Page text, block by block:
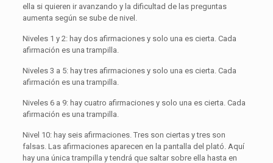
ella si quieren ir avanzando y la dificultad de las preguntas
aumenta según se sube de nivel.
Niveles 1 y 2: hay dos afirmaciones y solo una es cierta. Cada
afirmación es una trampilla.
Niveles 3 a 5: hay tres afirmaciones y solo una es cierta. Cada
afirmación es una trampilla.
Niveles 6 a 9: hay cuatro afirmaciones y solo una es cierta. Cada
afirmación es una trampilla.
Nivel 10: hay seis afirmaciones. Tres son ciertas y tres son
falsas. Las afirmaciones aparecen en la pantalla del plató. Aquí
hay una única trampilla y tendrá que saltar sobre ella hasta en